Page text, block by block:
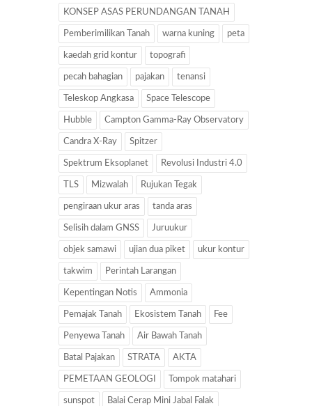
KONSEP ASAS PERUNDANGAN TANAH
Pemberimilikan Tanah warna kuning peta
kaedah grid kontur topografi
pecah bahagian pajakan tenansi
Teleskop Angkasa Space Telescope
Hubble Campton Gamma-Ray Observatory
Candra X-Ray Spitzer
Spektrum Eksoplanet Revolusi Industri 4.0
TLS Mizwalah Rujukan Tegak
pengiraan ukur aras tanda aras
Selisih dalam GNSS Juruukur
objek samawi ujian dua piket ukur kontur
takwim Perintah Larangan
Kepentingan Notis Ammonia
Pemajak Tanah Ekosistem Tanah Fee
Penyewa Tanah Air Bawah Tanah
Batal Pajakan STRATA AKTA
PEMETAAN GEOLOGI Tompok matahari
sunspot Balai Cerap Mini Jabal Falak